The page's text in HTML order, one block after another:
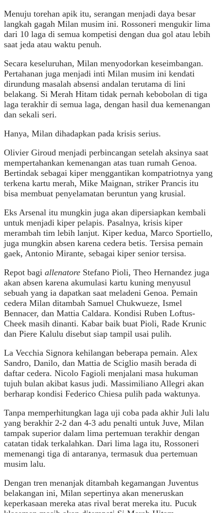
Menuju torehan apik itu, serangan menjadi daya besar
langkah gagah Milan musim ini. Rossoneri mengukir lima
dari 10 laga di semua kompetisi dengan dua gol atau lebih
saat jeda atau waktu penuh.
Secara keseluruhan, Milan menyodorkan keseimbangan.
Pertahanan juga menjadi inti Milan musim ini kendati
dirundung masalah absensi andalan terutama di lini
belakang. Si Merah Hitam tidak pernah kebobolan di tiga
laga terakhir di semua laga, dengan hasil dua kemenangan
dan sekali seri.
Hanya, Milan dihadapkan pada krisis serius.
Olivier Giroud menjadi perbincangan setelah aksinya saat
mempertahankan kemenangan atas tuan rumah Genoa.
Bertindak sebagai kiper menggantikan kompatriotnya yang
terkena kartu merah, Mike Maignan, striker Prancis itu
bisa membuat penyelamatan beruntun yang krusial.
Eks Arsenal itu mungkin juga akan dipersiapkan kembali
untuk menjadi kiper pelapis. Pasalnya, krisis kiper
merambah tim lebih lanjut. Kiper kedua, Marco Sportiello,
juga mungkin absen karena cedera betis. Tersisa pemain
gaek, Antonio Mirante, sebagai kiper senior tersisa.
Repot bagi allenatore Stefano Pioli, Theo Hernandez juga
akan absen karena akumulasi kartu kuning menyusul
sebuah yang ia dapatkan saat meladeni Genoa. Pemain
cedera Milan ditambah Samuel Chukwueze, Ismel
Bennacer, dan Mattia Caldara. Kondisi Ruben Loftus-
Cheek masih dinanti. Kabar baik buat Pioli, Rade Krunic
dan Piere Kalulu disebut siap tampil usai pulih.
La Vecchia Signora kehilangan beberapa pemain. Alex
Sandro, Danilo, dan Mattia de Sciglio masih berada di
daftar cedera. Nicolo Fagioli menjalani masa hukuman
tujuh bulan akibat kasus judi. Massimiliano Allegri akan
berharap kondisi Federico Chiesa pulih pada waktunya.
Tanpa memperhitungkan laga uji coba pada akhir Juli lalu
yang berakhir 2-2 dan 4-3 adu penalti untuk Juve, Milan
tampak superior dalam lima pertemuan terakhir dengan
catatan tidak terkalahkan. Dari lima laga itu, Rossoneri
memenangi tiga di antaranya, termasuk dua pertemuan
musim lalu.
Dengan tren menanjak ditambah kegamangan Juventus
belakangan ini, Milan sepertinya akan meneruskan
keperkasaan mereka atas rival berat mereka itu. Pucuk